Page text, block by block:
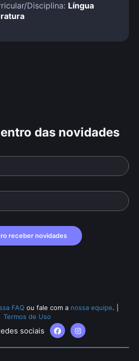
Disciplina: Língua
das novidades
receber novidades
FAQ ou fale com a nossa equipe.
Termos de Uso
sociais